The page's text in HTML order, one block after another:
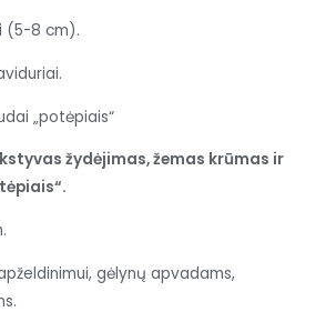
(5-8 cm).
„potėpiais“
žydėjimas, žemas krūmas ir
apželdinimui, gėlynų apvadams,